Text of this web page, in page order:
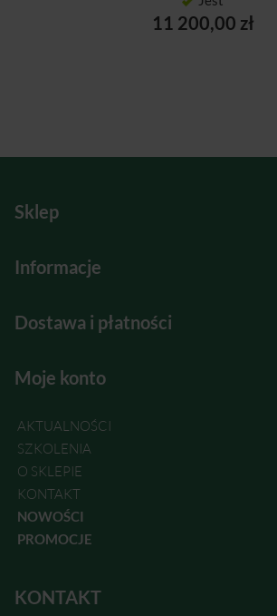
11 200,00 zł
Sklep
Informacje
Dostawa i płatności
Moje konto
AKTUALNOŚCI
SZKOLENIA
O SKLEPIE
KONTAKT
NOWOŚCI
PROMOCJE
KONTAKT